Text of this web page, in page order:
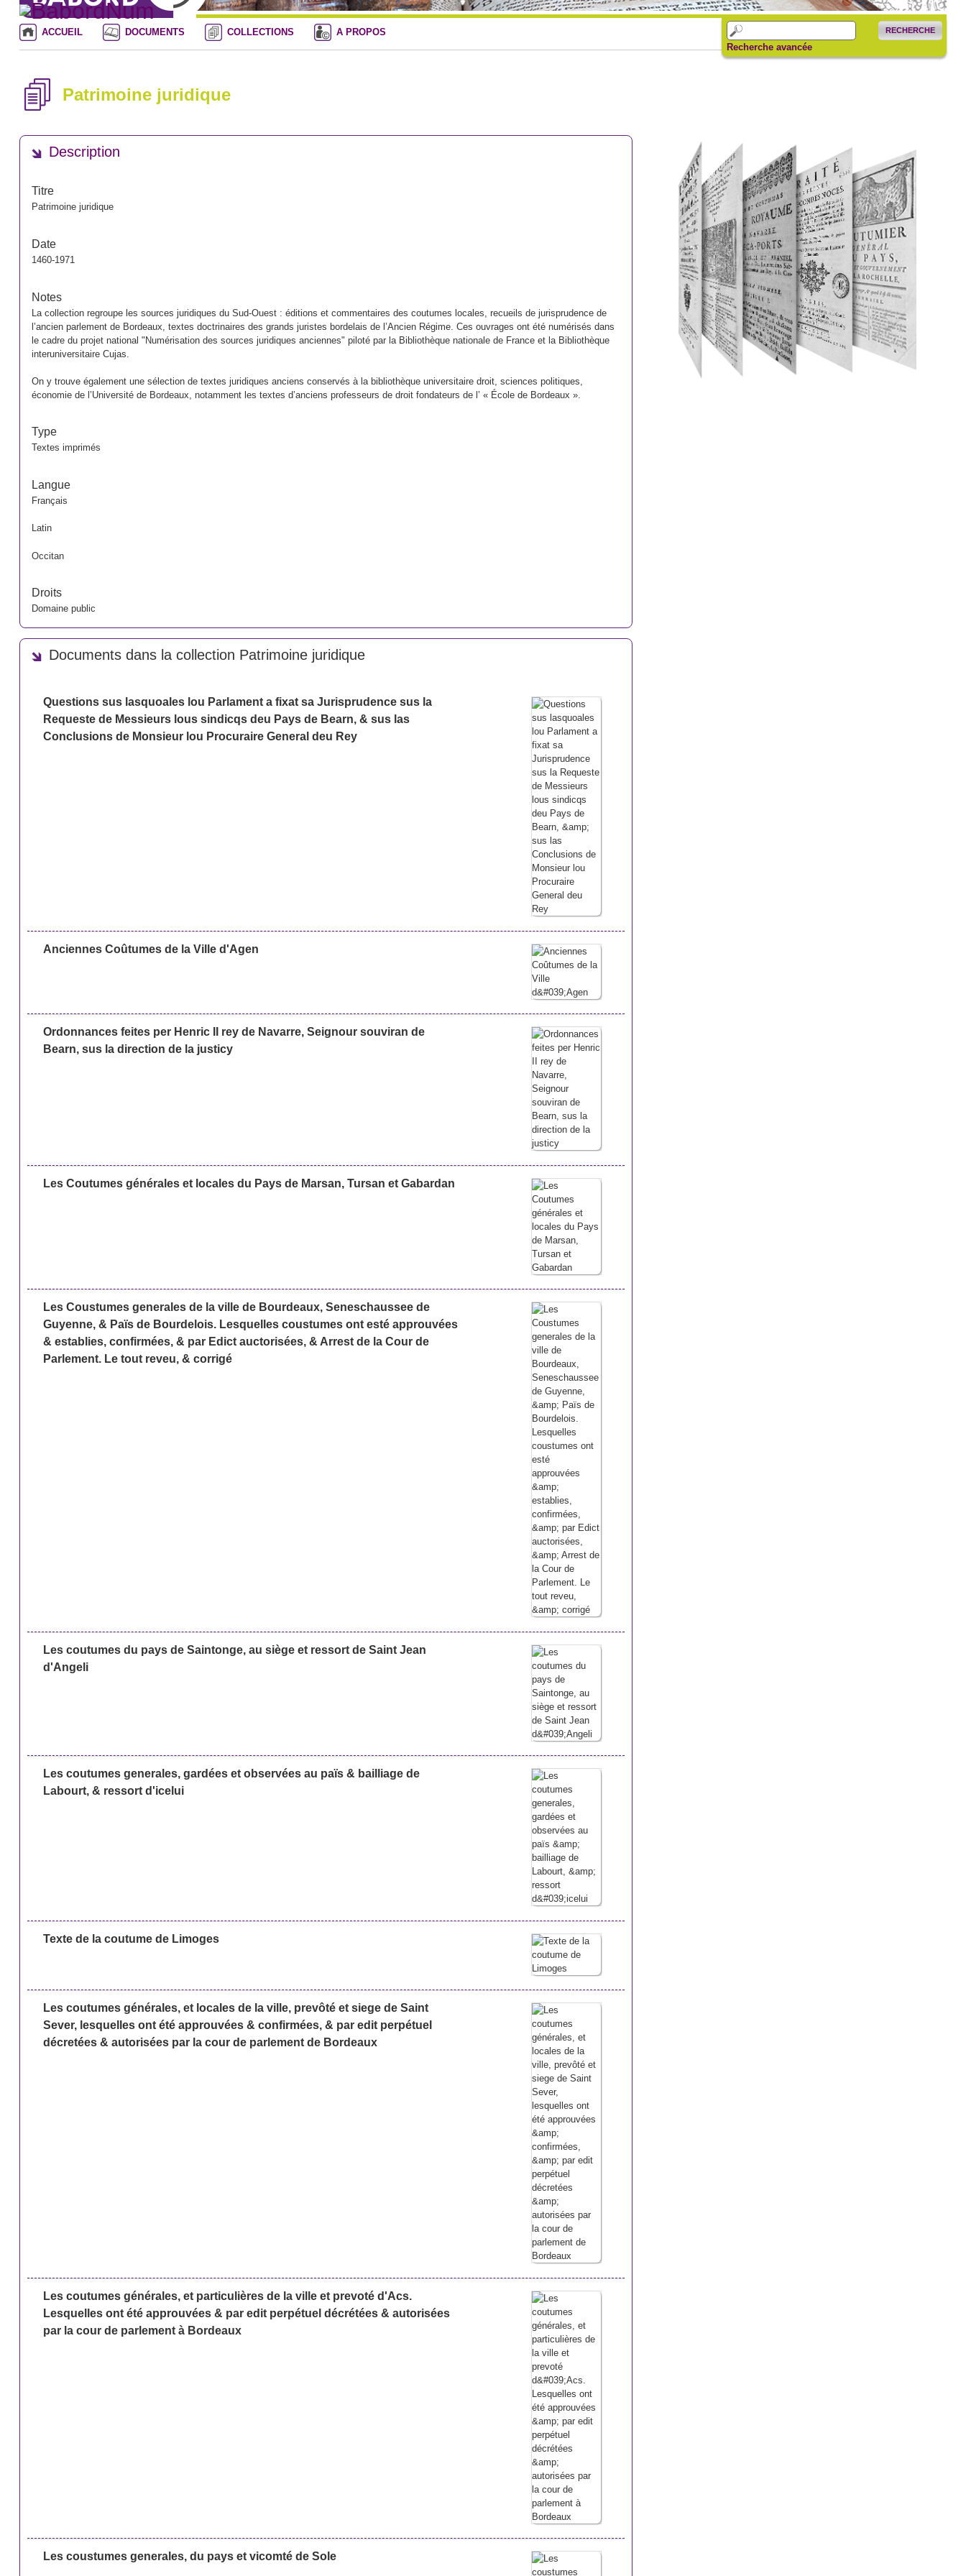
RECHERCHE
Recherche avancée
ACCUEIL DOCUMENTS COLLECTIONS A PROPOS
Patrimoine juridique
Description
Titre
Patrimoine juridique
Date
1460-1971
Notes
La collection regroupe les sources juridiques du Sud-Ouest : éditions et commentaires des coutumes locales, recueils de jurisprudence de
l’ancien parlement de Bordeaux, textes doctrinaires des grands juristes bordelais de l’Ancien Régime. Ces ouvrages ont été numérisés dans
le cadre du projet national "Numérisation des sources juridiques anciennes" piloté par la Bibliothèque nationale de France et la Bibliothèque
interuniversitaire Cujas.
On y trouve également une sélection de textes juridiques anciens conservés à la bibliothèque universitaire droit, sciences politiques,
économie de l’Université de Bordeaux, notamment les textes d’anciens professeurs de droit fondateurs de l’ « École de Bordeaux ».
Type
Textes imprimés
Langue
Français
Latin
Occitan
Droits
Domaine public
Documents dans la collection Patrimoine juridique
Questions sus lasquoales lou Parlament a fixat sa Jurisprudence sus la
Requeste de Messieurs lous sindicqs deu Pays de Bearn, & sus las
Conclusions de Monsieur lou Procuraire General deu Rey
Anciennes Coûtumes de la Ville d'Agen
Ordonnances feites per Henric II rey de Navarre, Seignour souviran de
Bearn, sus la direction de la justicy
Les Coutumes générales et locales du Pays de Marsan, Tursan et Gabardan
Les Coustumes generales de la ville de Bourdeaux, Seneschaussee de
Guyenne, & Païs de Bourdelois. Lesquelles coustumes ont esté approuvées
& establies, confirmées, & par Edict auctorisées, & Arrest de la Cour de
Parlement. Le tout reveu, & corrigé
Les coutumes du pays de Saintonge, au siège et ressort de Saint Jean
d'Angeli
Les coutumes generales, gardées et observées au païs & bailliage de
Labourt, & ressort d'icelui
Texte de la coutume de Limoges
Les coutumes générales, et locales de la ville, prevôté et siege de Saint
Sever, lesquelles ont été approuvées & confirmées, & par edit perpétuel
décretées & autorisées par la cour de parlement de Bordeaux
Les coutumes générales, et particulières de la ville et prevoté d'Acs.
Lesquelles ont été approuvées & par edit perpétuel décrétées & autorisées
par la cour de parlement à Bordeaux
Les coustumes generales, du pays et vicomté de Sole